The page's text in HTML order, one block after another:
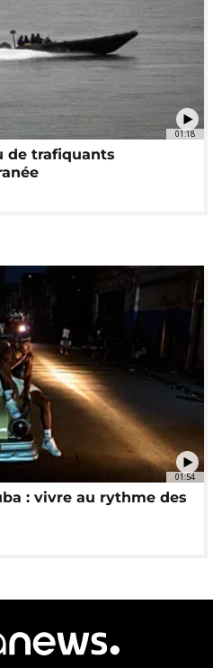
01:18
de trafiquants
01:54
: vivre au rythme des